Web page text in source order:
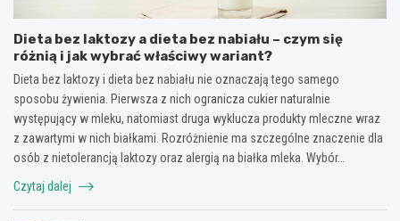
Dieta bez laktozy a dieta bez nabiału – czym się
różnią i jak wybrać właściwy wariant?
Dieta bez laktozy i dieta bez nabiału nie oznaczają tego samego
sposobu żywienia. Pierwsza z nich ogranicza cukier naturalnie
występujący w mleku, natomiast druga wyklucza produkty mleczne wraz
z zawartymi w nich białkami. Rozróżnienie ma szczególne znaczenie dla
osób z nietolerancją laktozy oraz alergią na białka mleka. Wybór…
Czytaj dalej